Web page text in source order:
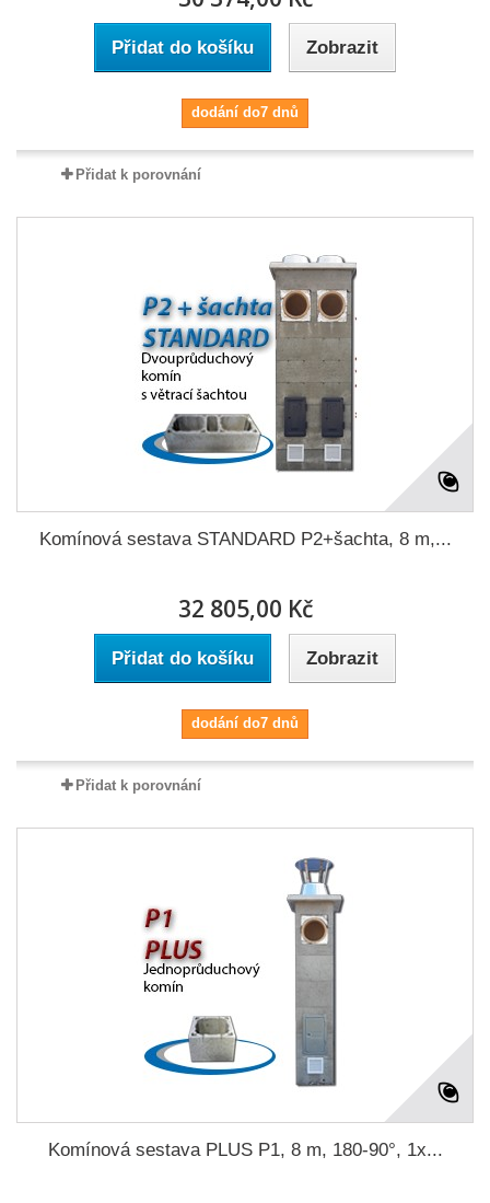
Přidat do košíku Zobrazit
dodání do7 dnů
Přidat k porovnání
Komínová sestava STANDARD P2+šachta, 8 m,...
32 805,00 Kč
Přidat do košíku Zobrazit
dodání do7 dnů
Přidat k porovnání
Komínová sestava PLUS P1, 8 m, 180-90°, 1x...